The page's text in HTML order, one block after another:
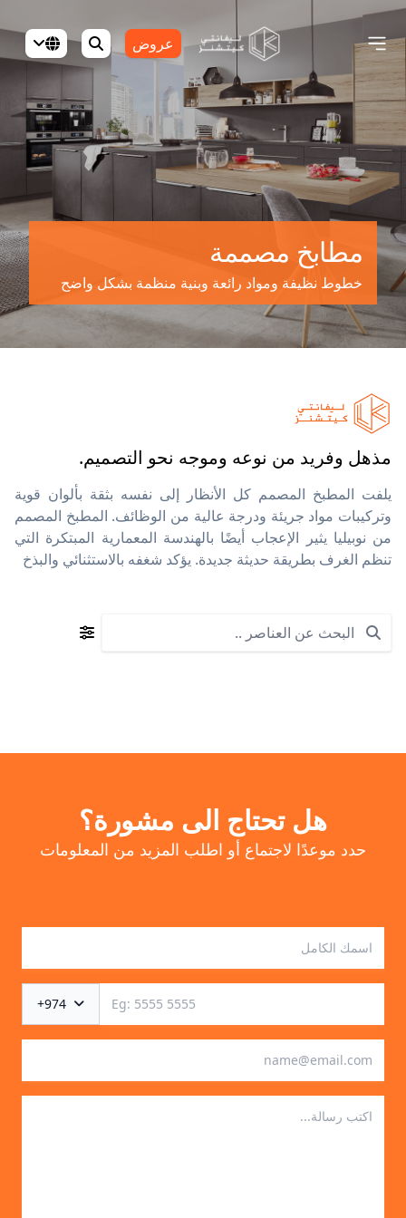
عروض
مطابخ مصممة
خطوط نظيفة ومواد رائعة وبنية منظمة بشكل واضح
مذهل وفريد من نوعه وموجه نحو التصميم.
يلفت المطبخ المصمم كل الأنظار إلى نفسه بثقة بألوان قوية
وتركيبات مواد جريئة ودرجة عالية من الوظائف. المطبخ المصمم
من نوبيليا يثير الإعجاب أيضًا بالهندسة المعمارية المبتكرة التي
تنظم الغرف بطريقة حديثة جديدة. يؤكد شغفه بالاستثنائي والبذخ
Search
هل تحتاج الى مشورة؟
حدد موعدًا لاجتماع أو اطلب المزيد من المعلومات
+974